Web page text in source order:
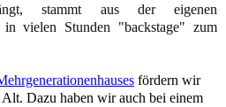
stammt aus der eigenen
vielen Stunden "backstage" zum
fördern wir
Dazu haben wir auch bei einem